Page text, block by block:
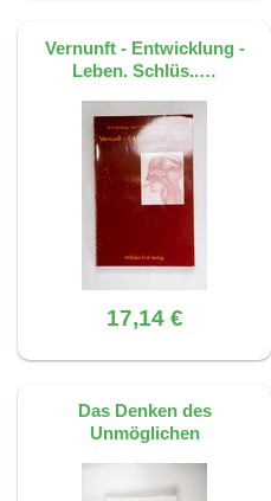
Vernunft - Entwicklung -
Leben. Schlüs..…
17,14 €
Das Denken des
Unmöglichen